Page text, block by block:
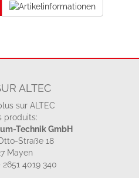
ALTEC
sur ALTEC
produits:
Technik GmbH
Straße 18
Mayen
2651 4019 340